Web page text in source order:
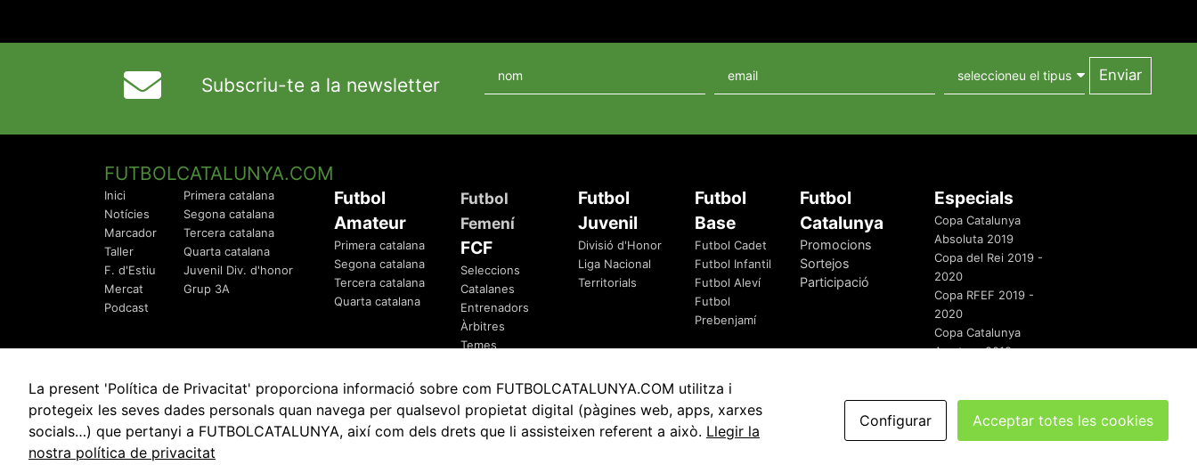
Subscriu-te a la newsletter
FUTBOLCATALUNYA.COM
Inici
Notícies
Marcador
Taller
F. d'Estiu
Mercat
Podcast
Primera catalana
Segona catalana
Tercera catalana
Quarta catalana
Juvenil Div. d'honor
Grup 3A
Futbol
Amateur
Primera catalana
Segona catalana
Tercera catalana
Quarta catalana
Futbol
Femení
FCF
Seleccions
Catalanes
Entrenadors
Àrbitres
Temes
Futbol
Juvenil
Divisió d'Honor
Liga Nacional
Territorials
Futbol
Base
Futbol Cadet
Futbol Infantil
Futbol Aleví
Futbol
Prebenjamí
Futbol
Catalunya
Promocions
Sortejos
Participació
Especials
Copa Catalunya
Absoluta 2019
Copa del Rei 2019 -
2020
Copa RFEF 2019 -
2020
Copa Catalunya
Amateur 2019
© 2010 - 2026 FutbolCatalunya.com Avis Legal Política de Privacitat Política de Cookies redaccio@futbolcatalunya.com
La present 'Política de Privacitat' proporciona informació sobre com FUTBOLCATALUNYA.COM utilitza i
protegeix les seves dades personals quan navega per qualsevol propietat digital (pàgines web, apps, xarxes
socials…) que pertanyi a FUTBOLCATALUNYA, així com dels drets que li assisteixen referent a això. Llegir la
nostra política de privacitat
Configurar Acceptar totes les cookies